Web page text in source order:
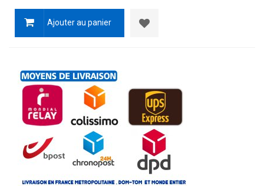
Ajouter au panier